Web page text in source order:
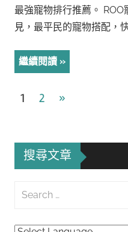
最強寵物排行推薦。
見，最平民的寵物搭配，
繼續閱讀
文
導
覽
1 2
Next
»
搜尋文章
Search